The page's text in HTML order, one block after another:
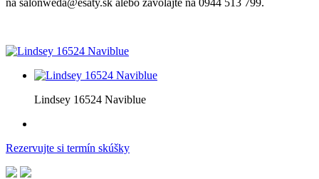
Lindsey 16524 Naviblue
Rezervujte si termín skúšky